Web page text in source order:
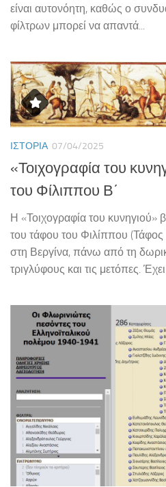
είναι αυτονόητη, καθώς ο
φίλτρων μπορεί να απαντά...
ΙΣΤΟΡΊΑ 07/04/2025
«Τοιχογραφία του
του Φίλιππου Β΄
Η «Τοιχογραφία του κυνηγιού»
του τάφου του Φιλίππου (Τάφος
στη Βεργίνα, πάνω από τη
τριγλύφους και τις μετόπες.